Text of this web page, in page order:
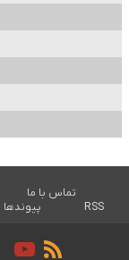
تماس با ما
RSS
پیوندها